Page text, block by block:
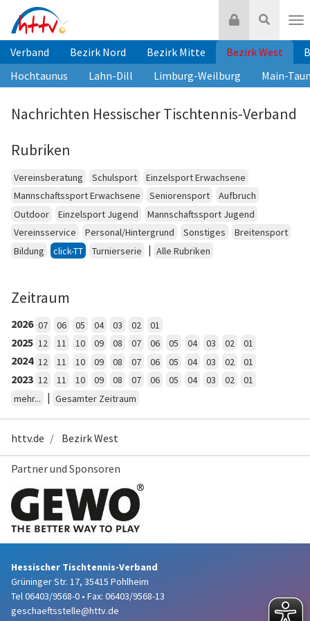
Inhalt
springen
Suche
Login
Verband Bezirk Nord Bezirk Mitte Bezirk West
Hochtaunus
Lahn-Dill Limburg-Weilburg Main-
Nachrichten Hessischer Tischtennis-Verband
Rubriken
Vereinsberatung Schulsport
Einzelsport Erwachsene
Mannschaftssport Erwachsene
Seniorensport
Aufbruch
Outdoor
Einzelsport Jugend
Mannschaftssport Jugend
Vereinsservice
Personal/Hintergrund Sonstiges
Breitensport
Bildung
click-TT Turnierserie | Alle Rubriken
Zeitraum
2026 07 06 05 04 03 02 01
2025 12 11 10 09 08 07 06 05 04 03 02 01
2024 12 11 10 09 08 07 06 05 04 03 02 01
2023 12 11 10 09 08 07 06 05 04 03 02
01
mehr...
| Gesamter Zeitraum
httv.de Bezirk West
Partner und Sponsoren
Hessischer Tischtennis-Verband
Grüninger Str. 17, 35415 Pohlheim
Tel 06403/9568-0 • Fax: 06403/9568-13
geschaeftsstelle@httv.de